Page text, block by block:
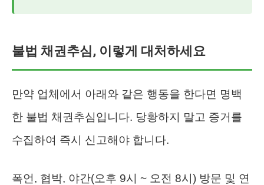
불법 채권추심, 이렇게 대처하세요
만약 업체에서 아래와 같은 행동을 한다면 명백
한 불법 채권추심입니다. 당황하지 말고 증거를
수집하여 즉시 신고해야 합니다.
폭언, 협박, 야간(오후 9시 ~ 오전 8시) 방문 및 연